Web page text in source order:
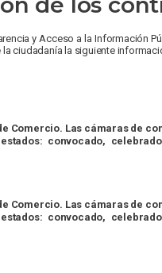
y Acceso a la Información
ciudadanía la siguiente
Comercio. Las cámaras de
convocado,
Comercio. Las cámaras de
convocado,